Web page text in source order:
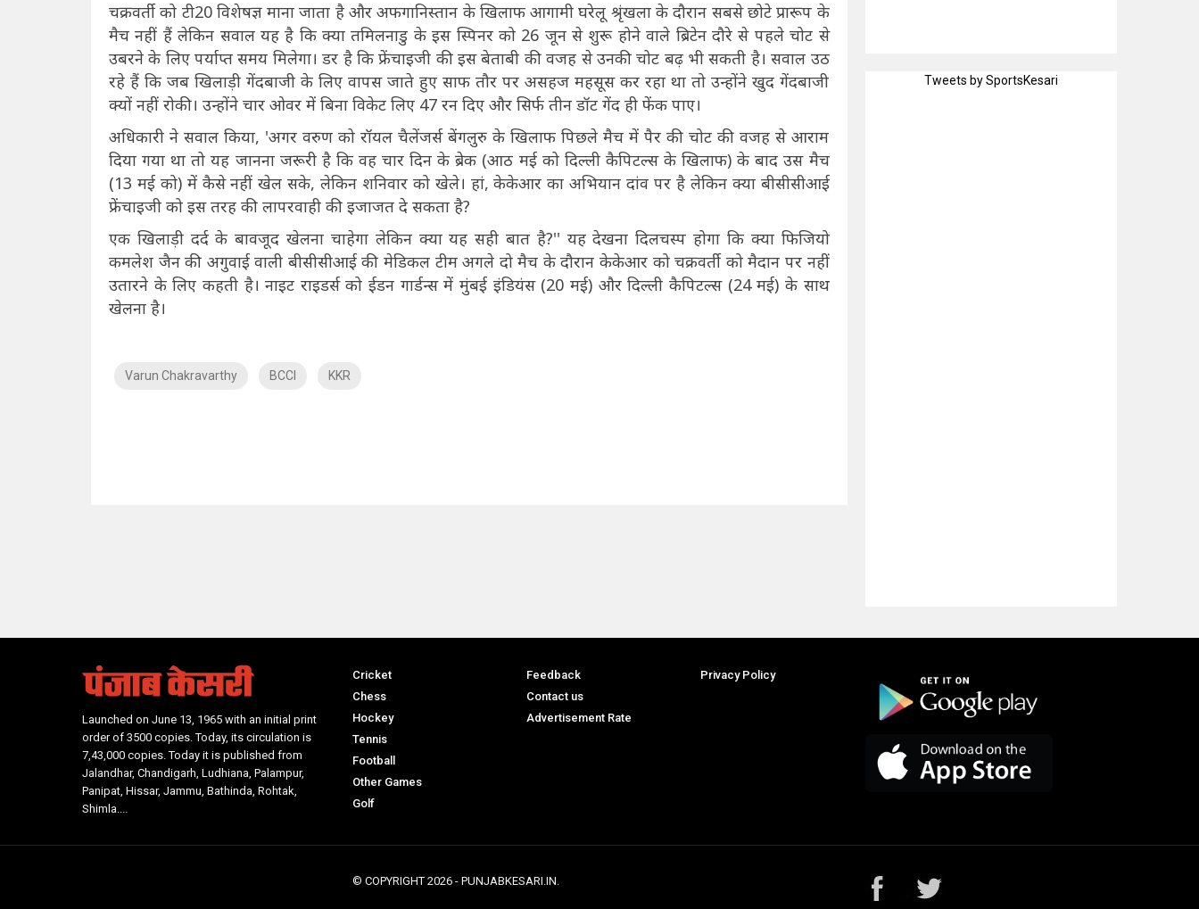
चक्रवर्ती को टी20 विशेषज्ञ माना जाता है और अफगानिस्तान के खिलाफ आगामी घरेलू श्रृंखला के दौरान सबसे छोटे प्रारूप के
मैच नहीं हैं लेकिन सवाल यह है कि क्या तमिलनाडु के इस स्पिनर को 26 जून से शुरू होने वाले ब्रिटेन दौरे से पहले चोट से
उबरने के लिए पर्याप्त समय मिलेगा। डर है कि फ्रेंचाइजी की इस बेताबी की वजह से उनकी चोट बढ़ भी सकती है। सवाल उठ
रहे हैं कि जब खिलाड़ी गेंदबाजी के लिए वापस जाते हुए साफ तौर पर असहज महसूस कर रहा था तो उन्होंने खुद गेंदबाजी
क्यों नहीं रोकी। उन्होंने चार ओवर में बिना विकेट लिए 47 रन दिए और सिर्फ तीन डॉट गेंद ही फेंक पाए।
अधिकारी ने सवाल किया, 'अगर वरुण को रॉयल चैलेंजर्स बेंगलुरु के खिलाफ पिछले मैच में पैर की चोट की वजह से आराम
दिया गया था तो यह जानना जरूरी है कि वह चार दिन के ब्रेक (आठ मई को दिल्ली कैपिटल्स के खिलाफ) के बाद उस मैच
(13 मई को) में कैसे नहीं खेल सके, लेकिन शनिवार को खेले। हां, केकेआर का अभियान दांव पर है लेकिन क्या बीसीसीआई
फ्रेंचाइजी को इस तरह की लापरवाही की इजाजत दे सकता है?
एक खिलाड़ी दर्द के बावजूद खेलना चाहेगा लेकिन क्या यह सही बात है?'' यह देखना दिलचस्प होगा कि क्या फिजियो
कमलेश जैन की अगुवाई वाली बीसीसीआई की मेडिकल टीम अगले दो मैच के दौरान केकेआर को चक्रवर्ती को मैदान पर नहीं
उतारने के लिए कहती है। नाइट राइडर्स को ईडन गार्डन्स में मुंबई इंडियंस (20 मई) और दिल्ली कैपिटल्स (24 मई) के साथ
खेलना है।
Varun Chakravarthy BCCI KKR
Tweets by SportsKesari
Launched on June 13, 1965 with an initial print
order of 3500 copies. Today, its circulation is
7,43,000 copies. Today it is published from
Jalandhar, Chandigarh, Ludhiana, Palampur,
Panipat, Hissar, Jammu, Bathinda, Rohtak,
Shimla....
Cricket
Chess
Hockey
Tennis
Football
Other Games
Golf
Feedback
Contact us
Advertisement Rate
Privacy Policy
© COPYRIGHT 2026- PUNJABKESARI.IN.